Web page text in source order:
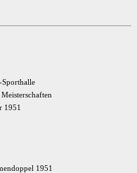
1951
1951